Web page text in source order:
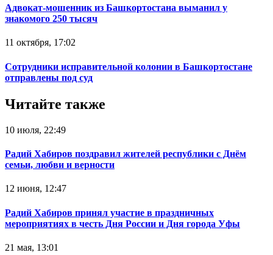
Адвокат-мошенник из Башкортостана выманил у
знакомого 250 тысяч
11 октября, 17:02
Сотрудники исправительной колонии в Башкортостане
отправлены под суд
Читайте также
10 июля, 22:49
Радий Хабиров поздравил жителей республики с Днём
семьи, любви и верности
12 июня, 12:47
Радий Хабиров принял участие в праздничных
мероприятиях в честь Дня России и Дня города Уфы
21 мая, 13:01